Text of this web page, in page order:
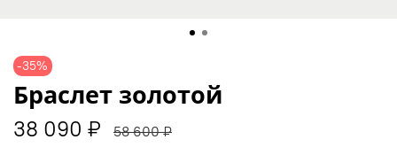
-35%
Браслет золотой
38 090 ₽ 58 600 ₽